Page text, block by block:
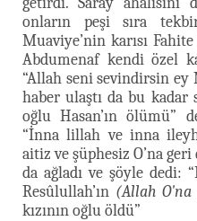
onların peşi sıra
Muaviye’nin karısı
Abdumenaf kendi özel
“Allah seni sevindirsin
haber ulaştı da bu kadar
oğlu Hasan’ın ölümü”
“İnna lillah ve inna
aitiz ve şüphesiz O’na
da ağladı ve şöyle dedi:
Resûlullah’ın (Allah O'na
kızının oğlu öldü”